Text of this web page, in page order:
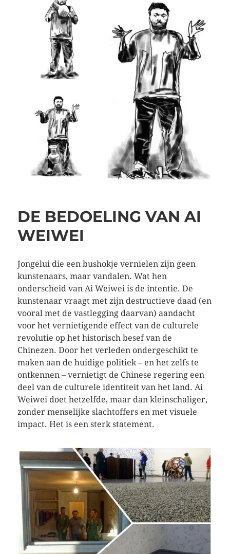
DE BEDOELING VAN AI
WEIWEI
Jongelui die een bushokje vernielen zijn geen
kunstenaars, maar vandalen. Wat hen
onderscheid van Ai Weiwei is de intentie. De
kunstenaar vraagt met zijn destructieve daad (en
vooral met de vastlegging daarvan) aandacht
voor het vernietigende effect van de culturele
revolutie op het historisch besef van de
Chinezen. Door het verleden ondergeschikt te
maken aan de huidige politiek – en het zelfs te
ontkennen – vernietigt de Chinese regering een
deel van de culturele identiteit van het land. Ai
Weiwei doet hetzelfde, maar dan kleinschaliger,
zonder menselijke slachtoffers en met visuele
impact. Het is een sterk statement.